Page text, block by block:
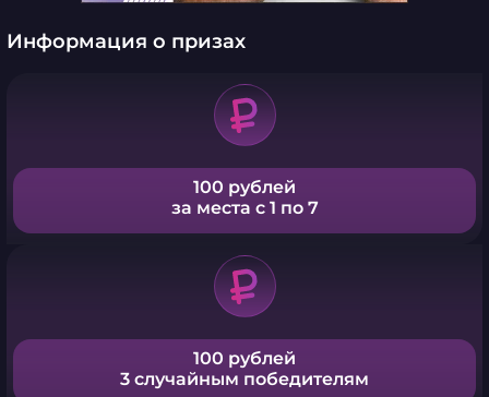
Информация о призах
100 рублей
за места с 1 по 7
100 рублей
3 случайным победителям